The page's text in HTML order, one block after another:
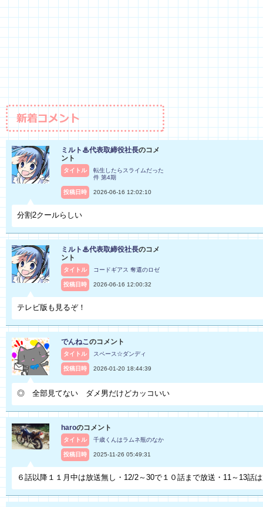
ミルト♨代表取締役社長のコメ
ント
タイトル
転生したらスライムだった
件 第4期
投稿日時 2026-06-16 12:02:10
分割2クールらしい
ミルト♨代表取締役社長のコメ
ント
タイトル コードギアス 奪還のロゼ
投稿日時 2026-06-16 12:00:32
テレビ版も見るぞ！
でんねこのコメント
タイトル スペース☆ダンディ
投稿日時 2026-01-20 18:44:39
◎ 全部見てない ダメ男だけどカッコいい
haroのコメント
タイトル 千歳くんはラムネ瓶のなか
投稿日時 2025-11-26 05:49:31
６話以降１１月中は放送無し・12/2～30で１０話まで放送・11～13話